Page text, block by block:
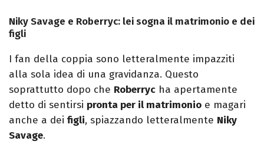
Niky Savage e Roberryc: lei sogna il matrimonio e dei
figli
I fan della coppia sono letteralmente impazziti
alla sola idea di una gravidanza. Questo
soprattutto dopo che Roberryc ha apertamente
detto di sentirsi pronta per il matrimonio e magari
anche a dei figli, spiazzando letteralmente Niky
Savage.